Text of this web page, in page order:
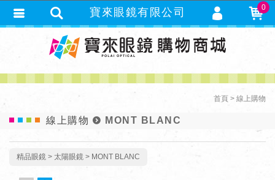
首頁 線上購物
線上購物 MONT BLANC
精品眼鏡 太陽眼鏡 MONT BLANC
寶來眼鏡有限公司 0
會員登入
會員註冊
忘記密碼
追蹤清單
匯款通知
繁體中文